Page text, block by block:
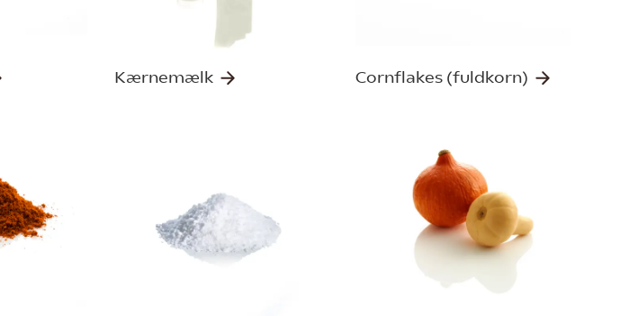
Kærnemælk Cornflakes (fuldkorn)